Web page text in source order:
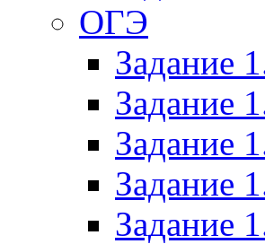
ОГЭ
Задание
Задание
Задание
Задание
Задание